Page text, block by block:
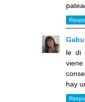
le di
hay